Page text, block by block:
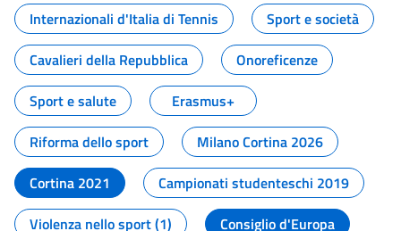
Internazionali d'Italia di Tennis
Sport e società
Cavalieri della Repubblica
Onoreficenze
Sport e salute
Erasmus+
Riforma dello sport
Milano Cortina 2026
Cortina 2021
Campionati studenteschi 2019
Violenza nello sport (1)
Consiglio d'Europa